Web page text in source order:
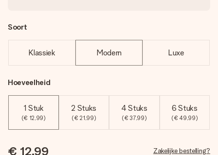
Soort
Klassiek Modern Luxe
Hoeveelheid
1 Stuk
(€ 12,99)
2 Stuks
(€ 21,99)
4 Stuks
(€ 37,99)
6 Stuks
(€ 49,99)
€ 12,99 Zakelijke bestelling?